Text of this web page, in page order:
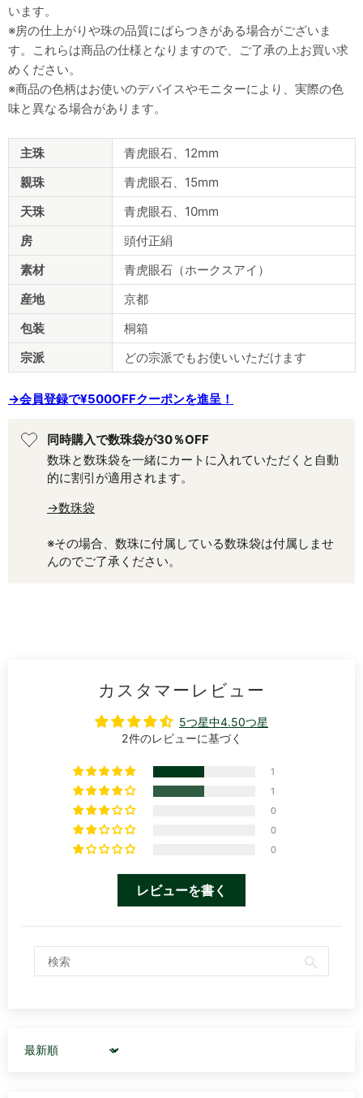
います。
※房の仕上がりや珠の品質にばらつきがある場合がございま
す。これらは商品の仕様となりますので、ご了承の上お買い求
めください。
※商品の色柄はお使いのデバイスやモニターにより、実際の色
味と異なる場合があります。
主珠
青虎眼石、12mm
親珠
青虎眼石、15mm
天珠
青虎眼石、10mm
房
頭付正絹
素材
青虎眼石（ホークスアイ）
産地
京都
包装
桐箱
宗派
どの宗派でもお使いいただけます
→会員登録で¥500OFFクーポンを進呈！
同時購入で数珠袋が30％OFF
数珠と数珠袋を一緒にカートに入れていただくと自動
的に割引が適用されます。
→数珠袋
※その場合、数珠に付属している数珠袋は付属しませ
んのでご了承ください。
カスタマーレビュー
5つ星中4.50つ星
2件のレビューに基づく
1
1
0
0
0
レビューを書く
Sort by